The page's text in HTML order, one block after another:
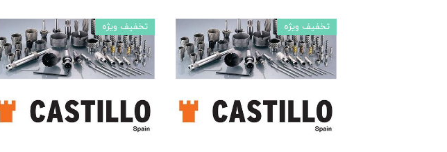
تخفیف ویژه تخفیف ویژه